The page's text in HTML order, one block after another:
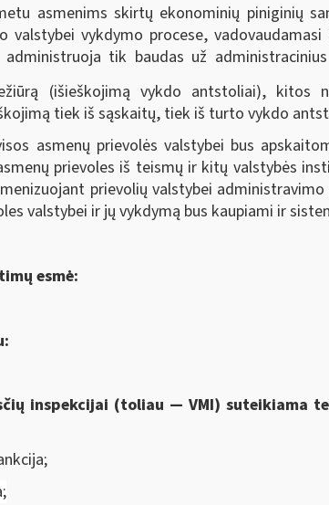
asmenims skirtų ekonominių piniginių
vykdymo procese,
tik baudas už
(išieškojimą vykdo antstoliai), kitos
tiek iš sąskaitų, tiek iš turto vykdo
asmenų prievolės valstybei bus
prievoles iš teismų ir kitų valstybės
prievolių valstybei
valstybei ir jų vykdymą bus kaupiami ir
esmė:
inspekcijai (toliau — VMI) suteikiama